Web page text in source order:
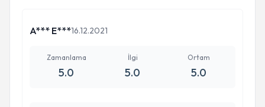
A*** E***16.12.2021
Zamanlama
5.0
İlgi
5.0
Ortam
5.0